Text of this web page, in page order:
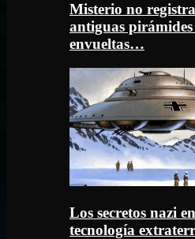
Misterio no
antiguas pirámides
envueltas…
Los secretos nazi
tecnología